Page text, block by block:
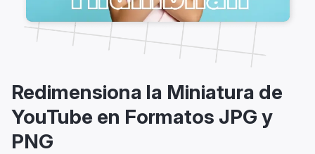
Redimensiona la Miniatura de
YouTube en Formatos JPG y
PNG